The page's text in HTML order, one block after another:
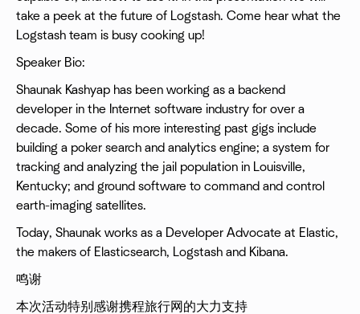
take a peek at the future of Logstash. Come hear what the
Logstash team is busy cooking up!
Speaker Bio:
Shaunak Kashyap has been working as a backend
developer in the Internet software industry for over a
decade. Some of his more interesting past gigs include
building a poker search and analytics engine; a system for
tracking and analyzing the jail population in Louisville,
Kentucky; and ground software to command and control
earth-imaging satellites.
Today, Shaunak works as a Developer Advocate at Elastic,
the makers of Elasticsearch, Logstash and Kibana.
鸣谢
本次活动特别感谢携程旅行网的大力支持